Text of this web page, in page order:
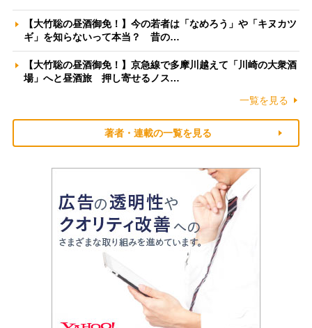
【大竹聡の昼酒御免！】今の若者は「なめろう」や「キヌカツ
ギ」を知らないって本当？ 昔の…
【大竹聡の昼酒御免！】京急線で多摩川越えて「川崎の大衆酒
場」へと昼酒旅 押し寄せるノス…
一覧を見る
著者・連載の一覧を見る